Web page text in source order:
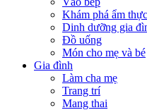
Khám phá ẩm thực
Dinh dưỡng gia
Đồ uống
Món cho mẹ và bé
Gia đình
Làm cha mẹ
Trang trí
Mang thai